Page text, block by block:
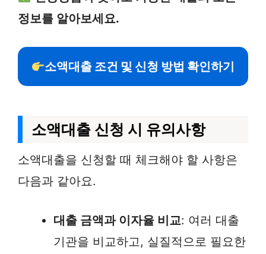
정보를 알아보세요.
소액대출 조건 및 신청 방법 확인하기
소액대출 신청 시 유의사항
소액대출을 신청할 때 체크해야 할 사항은
다음과 같아요.
대출 금액과 이자율 비교: 여러 대출
기관을 비교하고, 실질적으로 필요한